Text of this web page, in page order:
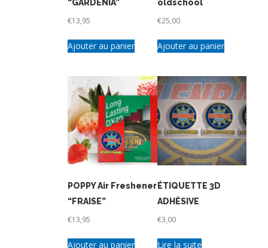
“GARDENIA”
€13,95
Ajouter au panier
oldschool
€25,00
Ajouter au panier
POPPY Air Freshener
“FRAISE”
€13,95
Ajouter au panier
ÉTIQUETTE 3D
ADHÉSIVE
€3,00
Lire la suite